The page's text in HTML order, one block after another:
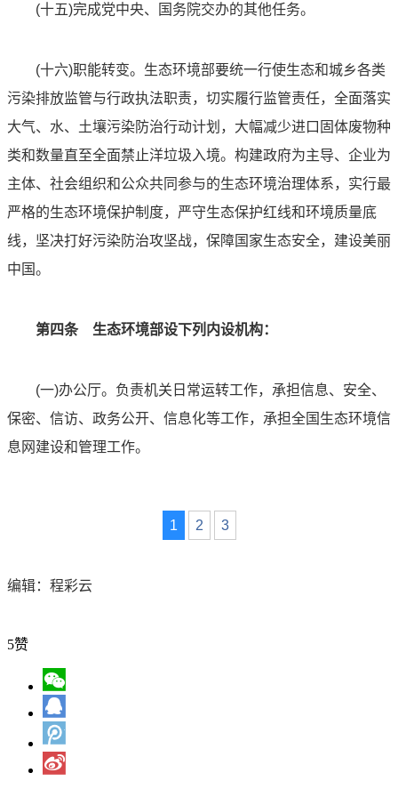
(十五)完成党中央、国务院交办的其他任务。
(十六)职能转变。生态环境部要统一行使生态和城乡各类
污染排放监管与行政执法职责，切实履行监管责任，全面落实
大气、水、土壤污染防治行动计划，大幅减少进口固体废物种
类和数量直至全面禁止洋垃圾入境。构建政府为主导、企业为
主体、社会组织和公众共同参与的生态环境治理体系，实行最
严格的生态环境保护制度，严守生态保护红线和环境质量底
线，坚决打好污染防治攻坚战，保障国家生态安全，建设美丽
中国。
第四条 生态环境部设下列内设机构：
(一)办公厅。负责机关日常运转工作，承担信息、安全、
保密、信访、政务公开、信息化等工作，承担全国生态环境信
息网建设和管理工作。
1 2 3
编辑：程彩云
5赞